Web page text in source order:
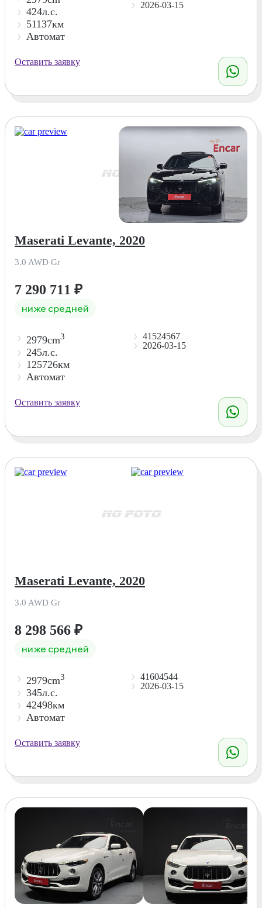
424л.с.
51137км
Автомат
2026-03-15
Оставить заявку
Maserati Levante, 2020
3.0 AWD Gr
7 290 711 ₽
ниже средней
2979cm3
245л.с.
125726км
Автомат
41524567
2026-03-15
Оставить заявку
Maserati Levante, 2020
3.0 AWD Gr
8 298 566 ₽
ниже средней
2979cm3
345л.с.
42498км
Автомат
41604544
2026-03-15
Оставить заявку